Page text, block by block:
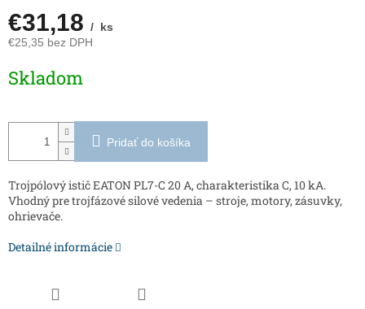
€31,18 / ks
€25,35 bez DPH
cena:
Skladom
Pridať do košíka
Trojpólový istič EATON PL7-C 20 A, charakteristika C, 10 kA.
Vhodný pre trojfázové silové vedenia – stroje, motory, zásuvky,
ohrievače.
Detailné informácie